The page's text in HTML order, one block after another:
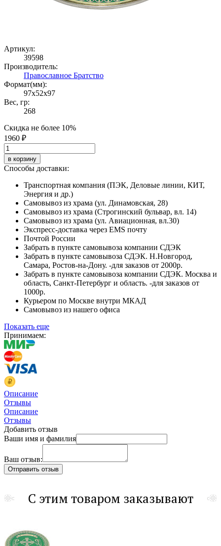
Артикул:
39598
Производитель:
Православное Братство
Формат(мм):
97x52x97
Вес, гр:
268
Скидка не более 10%
1960 ₽
в корзину
Способы доставки:
Транспортная компания (ПЭК, Деловые линии, КИТ,
Энергия и др.)
Самовывоз из храма (ул. Динамовская, 28)
Самовывоз из храма (Строгинский бульвар, вл. 14)
Самовывоз из храма (ул. Авиационная, вл.30)
Экспресс-доставка через EMS почту
Почтой России
Забрать в пункте самовывоза компании СДЭК
Забрать в пункте самовывоза СДЭК. Н.Новгород,
Самара, Ростов-на-Дону. -для заказов от 2000р.
Забрать в пункте самовывоза компании СДЭК. Москва и
область, Санкт-Петербург и область. -для заказов от
1000р.
Курьером по Москве внутри МКАД
Самовывоз из нашего офиса
Показать еще
Принимаем:
Описание
Отзывы
Описание
Отзывы
Добавить отзыв
Ваши имя и фамилия
Ваш отзыв:
С этим товаром заказывают